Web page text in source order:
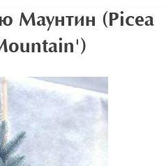
Маунтин (Picea